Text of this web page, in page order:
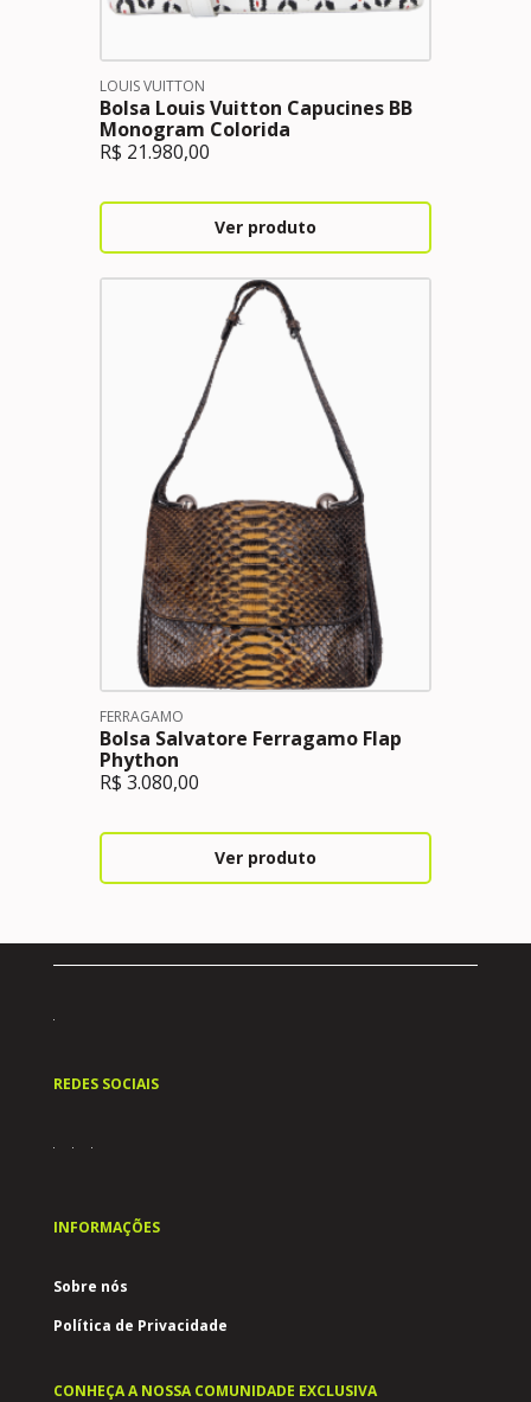
LOUIS VUITTON
Bolsa Louis Vuitton Capucines BB
Monogram Colorida
R$ 21.980,00
Ver produto
FERRAGAMO
Bolsa Salvatore Ferragamo Flap
Phython
R$ 3.080,00
Ver produto
REDES SOCIAIS
INFORMAÇÕES
Sobre nós
Política de Privacidade
CONHEÇA A NOSSA COMUNIDADE EXCLUSIVA